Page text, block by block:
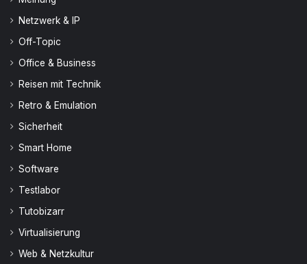
Netzwerk & IP
Off-Topic
Office & Business
Reisen mit Technik
Retro & Emulation
Sicherheit
Smart Home
Software
Testlabor
Tutobizarr
Virtualisierung
Web & Netzkultur